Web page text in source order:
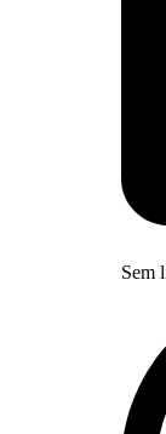
Sem